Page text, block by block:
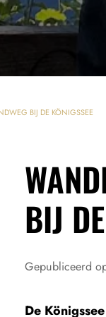
BIJ DE KÖNIGSSEE
BIJ
Gepubliceerd
De